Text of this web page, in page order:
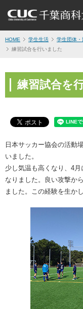
HOME 学生生活 学生団体
練習試合を行いました
練習試合を
日本サッカー協会の活動
いました。
少し気温も高くなり、4
なりました。良い攻撃か
ました。この経験を生か